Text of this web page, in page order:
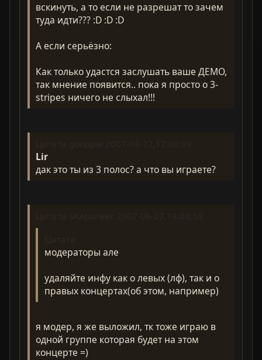
вскинуть, а то если не разрешат то зачем
туда идти??? :D :D :D
А если серьёзно:
Как только удастся заслушать ваше ДЕМО,
так мнение появится.. пока я просто о 3-
stripes ничего не слыхал!!!
Lir
дак это ты из 3 полос? а что вы играете?
модераторы але
удаляйте инфу как о левых (лф), так и о
правых концертах(об этом, например)
я модер, я же выложил, тк тоже играю в
одной группе которая будет на этом
концерте =)